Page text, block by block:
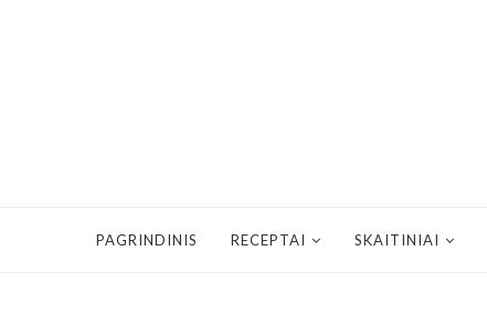
PAGRINDINIS RECEPTAI SKAITINIAI